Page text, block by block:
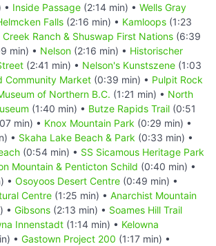
• Inside Passage (2:14 min) • Wells Gray
Falls (2:16 min) • Kamloops (1:23
Ranch & Shuswap First Nations (6:39
min) • Nelson (2:16 min) • Historischer
(2:41 min) • Nelson's Kunstszene (1:03
Community Market (0:39 min) • Pulpit Rock
of Northern B.C. (1:21 min) • North
(1:40 min) • Butze Rapids Trail (0:51
min) • Knox Mountain Park (0:29 min) •
• Skaha Lake Beach & Park (0:33 min) •
(0:54 min) • SS Sicamous Heritage Park
Mountain & Penticton Schild (0:40 min) •
• Osoyoos Desert Centre (0:49 min) •
Centre (1:25 min) • Anarchist Mountain
• Gibsons (2:13 min) • Soames Hill Trail
Innenstadt (1:14 min) • Kelowna
• Gastown Project 200 (1:17 min) •